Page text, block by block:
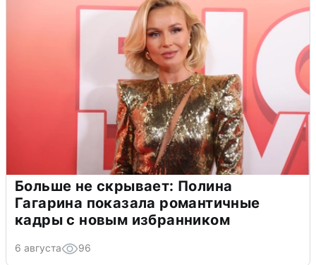
Больше не скрывает: Полина
Гагарина показала романтичные
кадры с новым избранником
6 августа 96